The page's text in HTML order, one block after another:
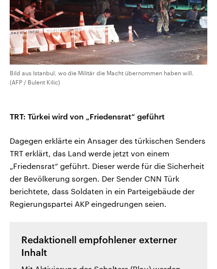
Bild aus Istanbul, wo die Militär die Macht übernommen haben will.
(AFP / Bulent Kilic)
TRT: Türkei wird von „Friedensrat“ geführt
Dagegen erklärte ein Ansager des türkischen Senders
TRT erklärt, das Land werde jetzt von einem
„Friedensrat“ geführt. Dieser werde für die Sicherheit
der Bevölkerung sorgen. Der Sender CNN Türk
berichtete, dass Soldaten in ein Parteigebäude der
Regierungspartei AKP eingedrungen seien.
Redaktionell empfohlener externer
Inhalt